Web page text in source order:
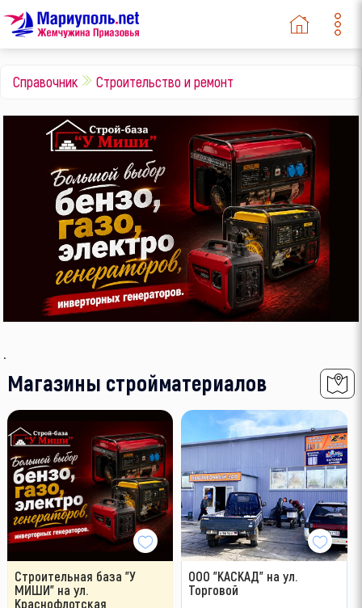
Справочник Строительство и ремонт
.
Магазины стройматериалов
Строительная база "У
МИШИ" на ул.
Краснофлотская
ООО "КАСКАД" на ул.
Торговой